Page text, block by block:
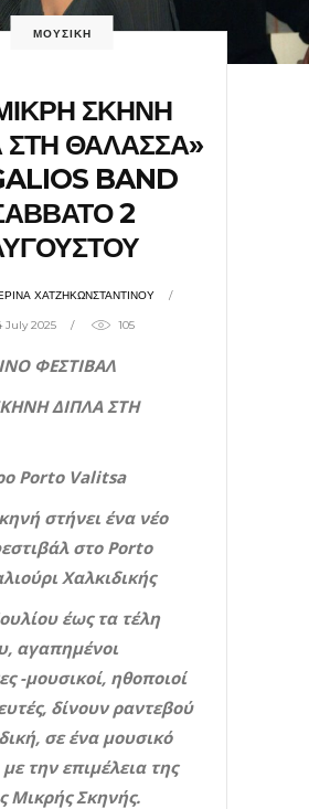
ΜΟΥΣΙΚΗ
ΣΚΗΝΗ
ΣΤΗ ΘΑΛΑΣΣΑ»
BAND
2
ΧΑΤΖΗΚΩΝΣΤΑΝΤΙΝΟΥ
July 2025 105
ΦΕΣΤΙΒΑΛ
ΔΙΠΛΑ ΣΤΗ
Porto Valitsa
στήνει ένα νέο
στο Porto
Χαλκιδικής
έως τα τέλη
αγαπημένοι
-μουσικοί, ηθοποιοί
δίνουν ραντεβού
σε ένα μουσικό
την επιμέλεια της
Μικρής Σκηνής.